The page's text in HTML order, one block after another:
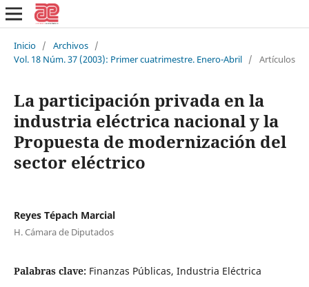
Inicio / Archivos /
Vol. 18 Núm. 37 (2003): Primer cuatrimestre. Enero-Abril / Artículos
La participación privada en la
industria eléctrica nacional y la
Propuesta de modernización del
sector eléctrico
Reyes Tépach Marcial
H. Cámara de Diputados
Palabras clave: Finanzas Públicas, Industria Eléctrica